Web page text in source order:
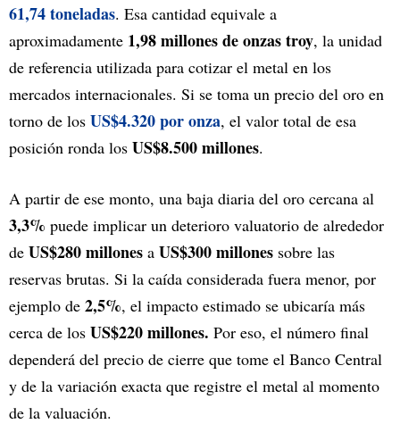
61,74 toneladas. Esa cantidad equivale a
aproximadamente 1,98 millones de onzas troy, la unidad
de referencia utilizada para cotizar el metal en los
mercados internacionales. Si se toma un precio del oro en
torno de los US$4.320 por onza, el valor total de esa
posición ronda los US$8.500 millones.
A partir de ese monto, una baja diaria del oro cercana al
3,3% puede implicar un deterioro valuatorio de alrededor
de US$280 millones a US$300 millones sobre las
reservas brutas. Si la caída considerada fuera menor, por
ejemplo de 2,5%, el impacto estimado se ubicaría más
cerca de los US$220 millones. Por eso, el número final
dependerá del precio de cierre que tome el Banco Central
y de la variación exacta que registre el metal al momento
de la valuación.